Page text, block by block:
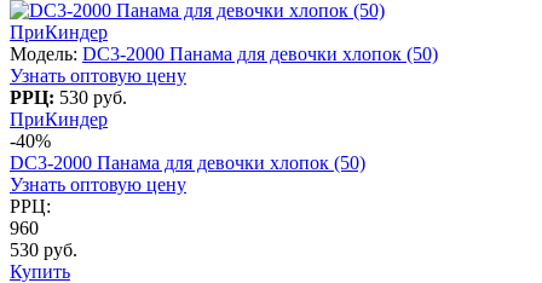
ПриКиндер
Модель: DC3-2000 Панама для девочки хлопок (50)
Узнать оптовую цену
РРЦ: 530 руб.
ПриКиндер
-40%
DC3-2000 Панама для девочки хлопок (50)
Узнать оптовую цену
РРЦ:
960
530 руб.
Купить